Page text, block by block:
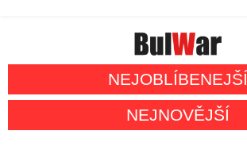
NEJOBLÍBENEJŠÍ
NEJNOVĚJŠÍ